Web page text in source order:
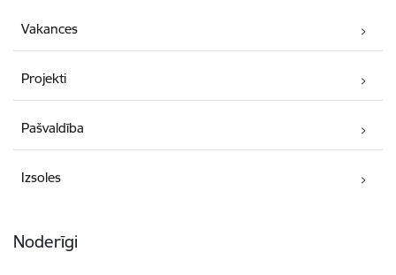
Vakances
Projekti
Pašvaldība
Izsoles
Noderīgi